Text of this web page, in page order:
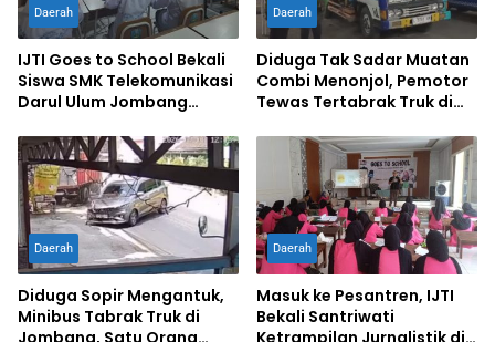
Daerah
IJTI Goes to School Bekali
Siswa SMK Telekomunikasi
Darul Ulum Jombang
Daerah
Diduga Tak Sadar Muatan
Combi Menonjol, Pemotor
Tewas Tertabrak Truk di
Daerah
Diduga Sopir Mengantuk,
Minibus Tabrak Truk di
Daerah
Masuk ke Pesantren, IJTI
Bekali Santriwati